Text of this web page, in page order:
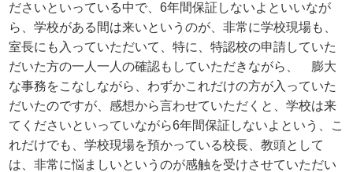
ださいといっている中で、6年間保証しないよといいなが
ら、学校がある間は来いというのが、非常に学校現場も、
室長にも入っていただいて、特に、特認校の申請していた
だいた方の一人一人の確認もしていただきながら、 膨大
な事務をこなしながら、わずかこれだけの方が入っていた
だいたのですが、感想から言わせていただくと、学校は来
てくださいといっていながら6年間保証しないよという、こ
れだけでも、学校現場を預かっている校長、教頭として
は、非常に悩ましいというのが感触を受けさせていただい